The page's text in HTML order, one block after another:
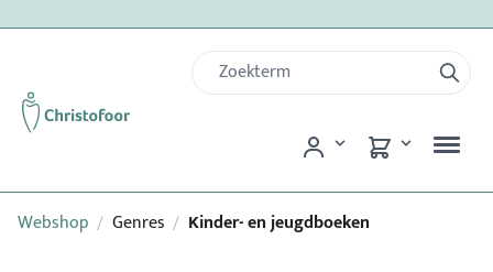
Webshop / Genres / Kinder- en jeugdboeken